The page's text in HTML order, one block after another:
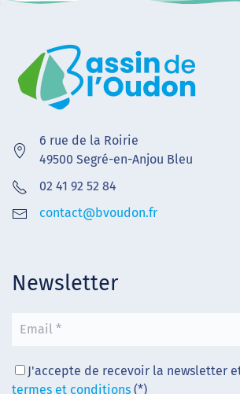
6 rue de la Roirie
49500 Segré-en-Anjou Bleu
02 41 92 52 84
contact@bvoudon.fr
Newsletter
J'accepte de recevoir la newsletter
termes et conditions (*)